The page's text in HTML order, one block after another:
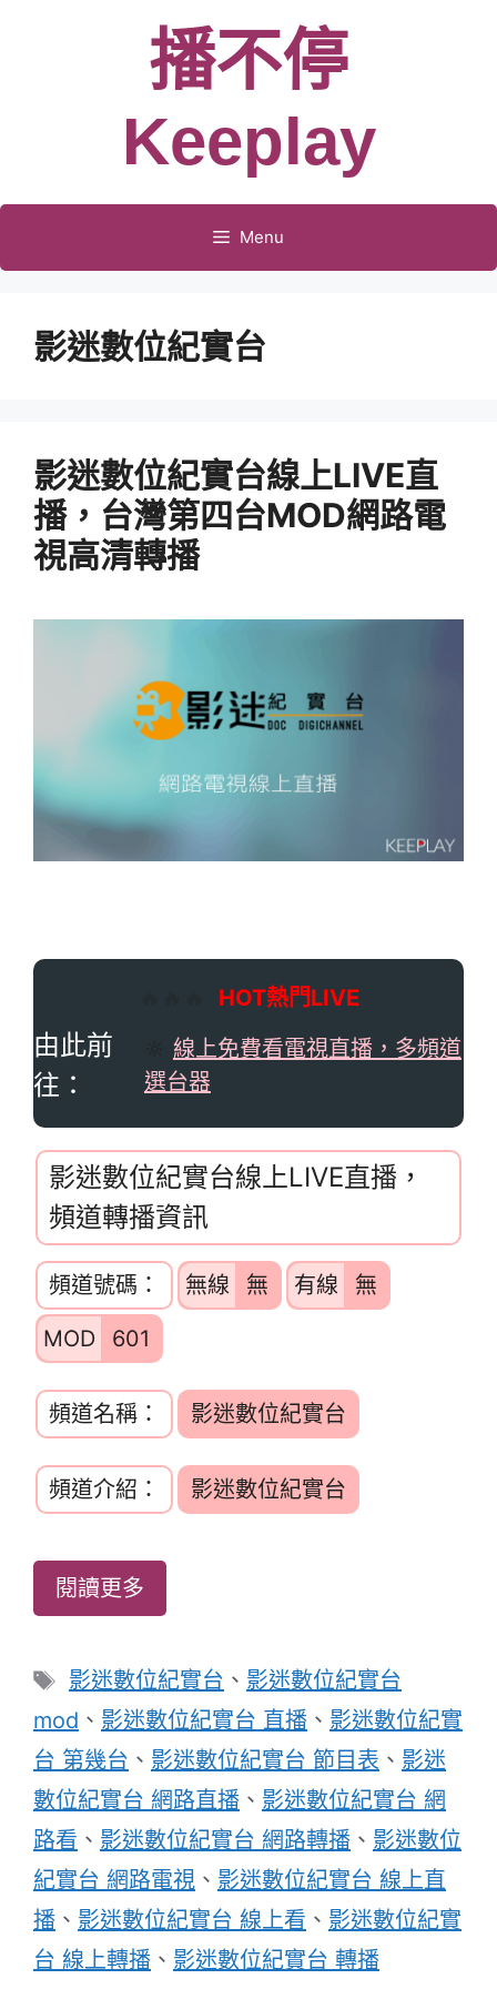
播不停
Keeplay
Menu
影迷數位紀實台
影迷數位紀實台線上LIVE直
播，台灣第四台MOD網路電
視高清轉播
HOT熱門LIVE
由此前
往：
線上免費看電視直播，多頻道
選台器
影迷數位紀實台線上LIVE直播，
頻道轉播資訊
頻道號碼： 無線 無 有線
無
MOD
601
頻道名稱： 影迷數位紀實台
頻道介紹： 影迷數位紀實台
閱讀更多
標
籤
影迷數位紀實台 、 影迷數位紀實台
mod 、 影迷數位紀實台 直播 、 影迷數位紀實
台 第幾台 、 影迷數位紀實台 節目表 、 影迷
數位紀實台 網路直播 、 影迷數位紀實台 網
路看 、 影迷數位紀實台 網路轉播 、 影迷數位
紀實台 網路電視 、 影迷數位紀實台 線上直
播 、 影迷數位紀實台 線上看 、 影迷數位紀實
台 線上轉播 、 影迷數位紀實台 轉播